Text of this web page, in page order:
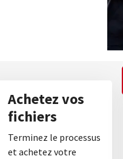
Achetez vos
fichiers
Terminez le processus
et achetez votre